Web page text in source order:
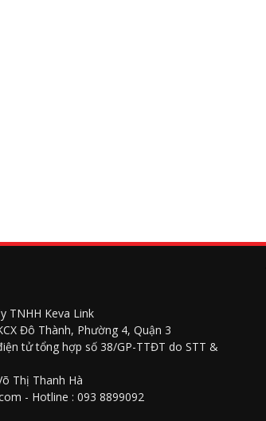
TNHH Keva Link
Đô Thành, Phường 4, Quận 3
tử tổng hợp số 38/GP-TTĐT do STT &
Thị Thanh Hà
- Hotline : 093 8899092